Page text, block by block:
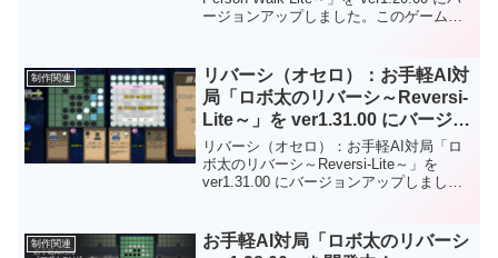
ージョンアップしました。このゲームは
た）」はこのマップのどこかにある「カ
プセル」と「ボール」を探して集めてく
ださい。主なバージョンアップ内容は下
記の通りになります。手元にあったジョ
イパッド（「DUALSHOCK３」）で遊べ
るように操作性を調整しました。「タイ
トル画面」でBGM・効果音をミュートで
きるようにしました。「音量設定画面」
るとイーサン（Ethan）兄さんが見えなく
なる？ことがあったのでカメラワークを
制作関連
リバーシ（オセロ）：お手軽AI対
局「ロボ太のリバーシ～Reversi-
Lite～」を ver1.31.00 にバージョ
ンアップしました。
リバーシ（オセロ）：お手軽AI対局「ロ
ボ太のリバーシ～Reversi-Lite～」を
ver1.31.00 にバージョンアップしまし
ます！ロボ太エフェクト、ロボ太ツィー
トがおもしろい！など他のリバーシには
制作関連
お手軽AI対局「ロボ太のリバーシ